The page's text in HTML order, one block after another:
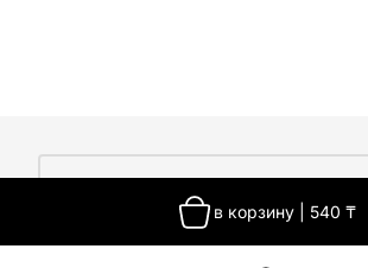
в корзину 540 ₸
О компании
Работа у нас
Покупателям